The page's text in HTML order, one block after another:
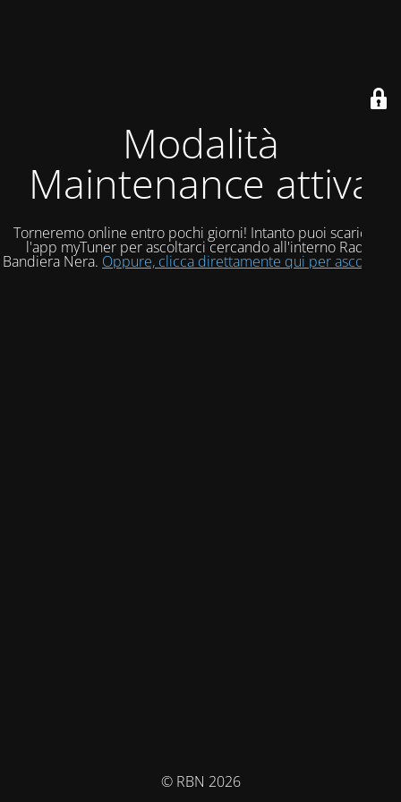
Modalità
Maintenance attiva
Torneremo online entro pochi giorni! Intanto puoi scaricare
l'app myTuner per ascoltarci cercando all'interno Radio
Bandiera Nera. Oppure, clicca direttamente qui per ascoltarci!
© RBN 2026